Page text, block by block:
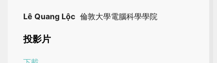
Lê Quang Lộc 倫敦大學電腦科學學院
投影片